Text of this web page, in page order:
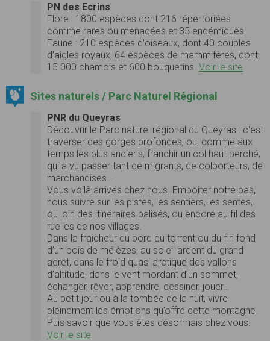
PN des Ecrins
Flore : 1800 espèces dont 216 répertoriées
comme rares ou menacées et 35 endémiques
Faune : 210 espèces d'oiseaux, dont 40 couples
d'aigles royaux, 64 espèces de mammifères, dont
15 000 chamois et 600 bouquetins. Voir le site
Sites naturels / Parc Naturel Régional
PNR du Queyras
Découvrir le Parc naturel régional du Queyras : c'est
traverser des gorges profondes, ou, comme aux
temps les plus anciens, franchir un col haut perché,
qui a vu passer tant de migrants, de colporteurs, de
marchandises…
Vous voilà arrivés chez nous. Emboiter notre pas,
nous suivre sur les pistes, les sentiers, les sentes,
ou loin des itinéraires balisés, ou encore au fil des
ruelles de nos villages.
Dans la fraicheur du bord du torrent ou du fin fond
d’un bois de mélèzes, au soleil ardent du grand
adret, dans le froid quasi arctique des vallons
d’altitude, dans le vent mordant d’un sommet,
échanger, rêver, apprendre, dessiner, jouer…
Au petit jour ou à la tombée de la nuit, vivre
pleinement les émotions qu’offre cette montagne.
Puis savoir que vous êtes désormais chez vous.
Voir le site